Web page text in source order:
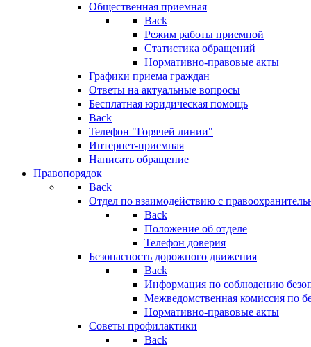
Общественная приемная
Back
Режим работы приемной
Статистика обращений
Нормативно-правовые акты
Графики приема граждан
Ответы на актуальные вопросы
Бесплатная юридическая помощь
Back
Телефон "Горячей линии"
Интернет-приемная
Написать обращение
Правопорядок
Back
Отдел по взаимодействию с
Back
Положение об отделе
Телефон доверия
Безопасность дорожного движения
Back
Информация по соблюдению
Межведомственная комиссия по
Нормативно-правовые акты
Советы профилактики
Back